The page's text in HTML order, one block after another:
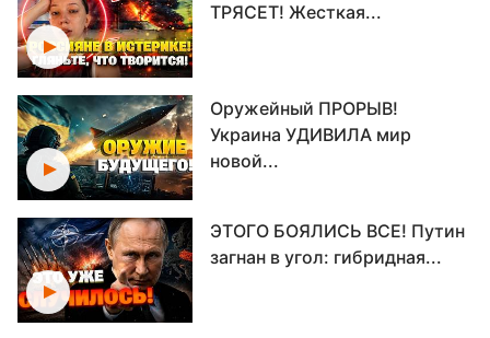
ТРЯСЕТ! Жесткая...
Оружейный ПРОРЫВ!
Украина УДИВИЛА мир
новой...
ЭТОГО БОЯЛИСЬ ВСЕ! Путин
загнан в угол: гибридная...